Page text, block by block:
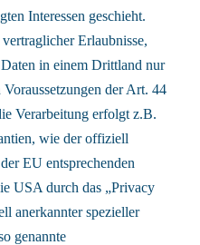
Interessen geschieht.
Erlaubnisse,
in einem Drittland nur
der Art. 44
Verarbeitung erfolgt z.B.
wie der offiziell
EU entsprechenden
USA durch das „Privacy
anerkannter spezieller
genannte